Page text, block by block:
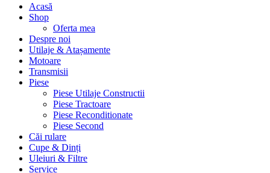
Acasă
Shop
Oferta mea
Despre noi
Utilaje & Atașamente
Motoare
Transmisii
Piese
Piese Utilaje Constructii
Piese Tractoare
Piese Reconditionate
Piese Second
Căi rulare
Cupe & Dinți
Uleiuri & Filtre
Service